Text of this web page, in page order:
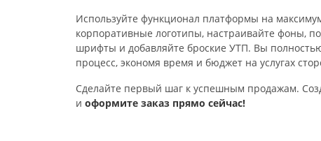
Используйте функционал платформы на
корпоративные логотипы, настраивайте фоны,
шрифты и добавляйте броские УТП. Вы
процесс, экономя время и бюджет на услугах
Сделайте первый шаг к успешным продажам.
и оформите заказ прямо сейчас!